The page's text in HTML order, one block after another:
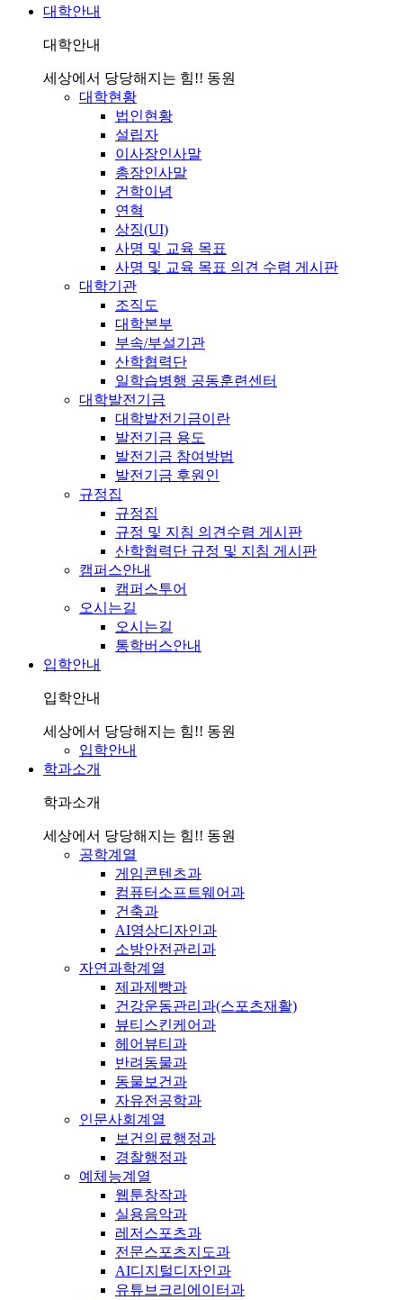
대학안내
대학안내
세상에서 당당해지는 힘!! 동원
대학현황
법인현황
설립자
이사장인사말
총장인사말
건학이념
연혁
상징(UI)
사명 및 교육 목표
사명 및 교육 목표 의견 수렴 게시판
대학기관
조직도
대학본부
부속/부설기관
산학협력단
일학습병행 공동훈련센터
대학발전기금
대학발전기금이란
발전기금 용도
발전기금 참여방법
발전기금 후원인
규정집
규정집
규정 및 지침 의견수렴 게시판
산학협력단 규정 및 지침 게시판
캠퍼스안내
캠퍼스투어
오시는길
오시는길
통학버스안내
입학안내
입학안내
세상에서 당당해지는 힘!! 동원
입학안내
학과소개
학과소개
세상에서 당당해지는 힘!! 동원
공학계열
게임콘텐츠과
컴퓨터소프트웨어과
건축과
AI영상디자인과
소방안전관리과
자연과학계열
제과제빵과
건강운동관리과(스포츠재활)
뷰티스킨케어과
헤어뷰티과
반려동물과
동물보건과
자유전공학과
인문사회계열
보건의료행정과
경찰행정과
예체능계열
웹툰창작과
실용음악과
레저스포츠과
전문스포츠지도과
AI디지털디자인과
유튜브크리에이터과